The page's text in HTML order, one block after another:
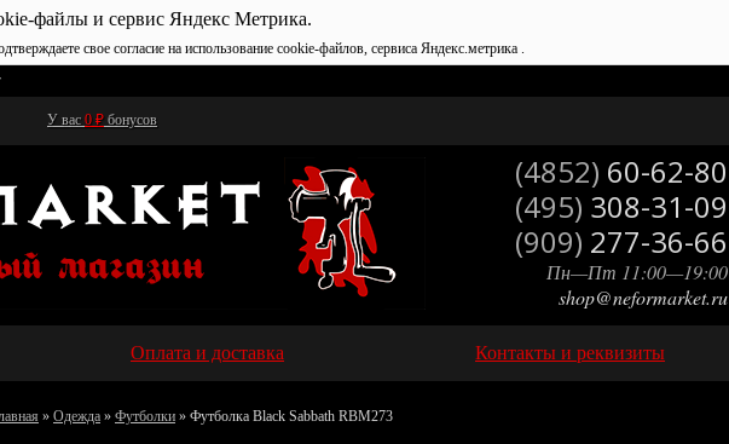
файлы и сервис Яндекс Метрика.
свое согласие на использование cookie-файлов, сервиса Яндекс.метрика .
У вас 0 ₽ бонусов
(4852) 60-62-80
(495) 308-31-09
(909) 277-36-66
Пн—Пт 11:00—19:00
shop@neformarket.ru
Оплата и доставка Контакты и реквизиты
» Одежда » Футболки » Футболка Black Sabbath RBM273